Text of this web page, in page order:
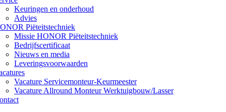
Keuringen en onderhoud
Advies
Piëteitstechniek
Missie HONOR Piëteitstechniek
Bedrijfscertificaat
Nieuws en media
Leveringsvoorwaarden
Vacature Servicemonteur-Keurmeester
Vacature Allround Monteur Werktuigbouw/Lasser